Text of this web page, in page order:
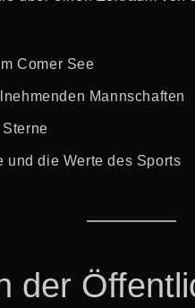
Comer See
Mannschaften
und die Werte des Sports
der